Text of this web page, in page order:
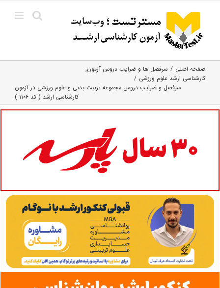
content
صفحه اصلی
سرفصل ها و ضرایب دروس آزمون
کارشناسی ارشد علوم ورزشی
سرفصل و ضرایب دروس مجموعه تربیت بدنی و علوم ورزشی در آزمون
کارشناسی ارشد ( کد ۱۱۰۶ )